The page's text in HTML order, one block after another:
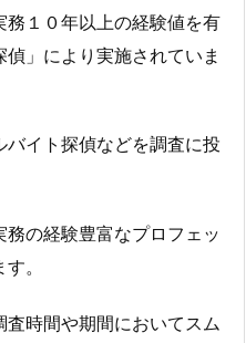
１０年以上の経験値を有
」により実施されていま
イト探偵などを調査に投
の経験豊富なプロフェッ
。
時間や期間においてスム